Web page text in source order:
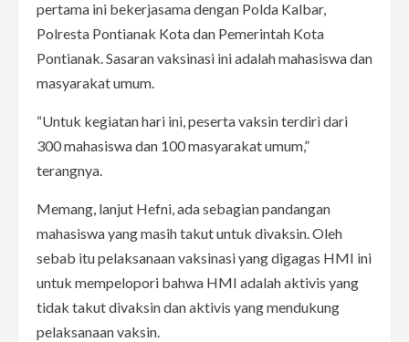
pertama ini bekerjasama dengan Polda Kalbar,
Polresta Pontianak Kota dan Pemerintah Kota
Pontianak. Sasaran vaksinasi ini adalah mahasiswa dan
masyarakat umum.
“Untuk kegiatan hari ini, peserta vaksin terdiri dari
300 mahasiswa dan 100 masyarakat umum,”
terangnya.
Memang, lanjut Hefni, ada sebagian pandangan
mahasiswa yang masih takut untuk divaksin. Oleh
sebab itu pelaksanaan vaksinasi yang digagas HMI ini
untuk mempelopori bahwa HMI adalah aktivis yang
tidak takut divaksin dan aktivis yang mendukung
pelaksanaan vaksin.